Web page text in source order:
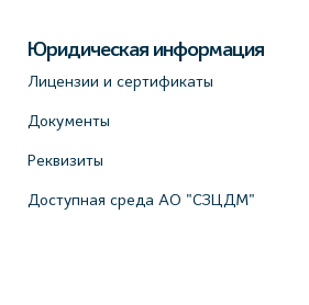
Юридическая информация
Лицензии и сертификаты
Документы
Реквизиты
Доступная среда АО "СЗЦДМ"